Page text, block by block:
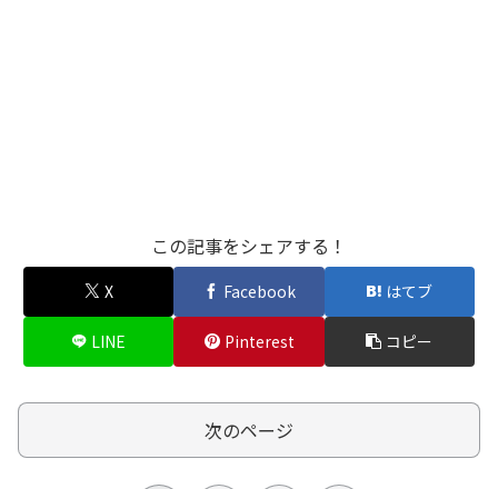
この記事をシェアする！
X Facebook はてブ
LINE Pinterest コピー
次のページ